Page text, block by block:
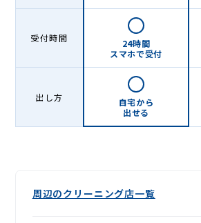
受付時間
24時間
スマホで受付
出し方
自宅から
出せる
周辺のクリーニング店一覧